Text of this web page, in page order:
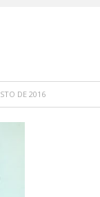
DE 2016